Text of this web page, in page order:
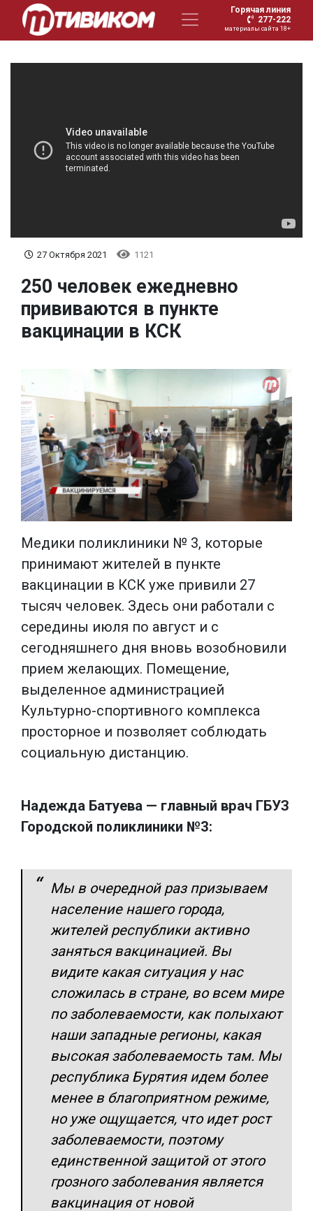
Горячая линия
277-222
материалы сайта 18+
27 Октября 2021 1121
250 человек ежедневно
прививаются в пункте
вакцинации в КСК
Медики поликлиники № 3, которые
принимают жителей в пункте
вакцинации в КСК уже привили 27
тысяч человек. Здесь они работали с
середины июля по август и с
сегодняшнего дня вновь возобновили
прием желающих. Помещение,
выделенное администрацией
Культурно-спортивного комплекса
просторное и позволяет соблюдать
социальную дистанцию.
Надежда Батуева — главный врач ГБУЗ
Городской поликлиники №3:
Мы в очередной раз призываем
население нашего города,
жителей республики активно
заняться вакцинацией. Вы
видите какая ситуация у нас
сложилась в стране, во всем мире
по заболеваемости, как полыхают
наши западные регионы, какая
высокая заболеваемость там. Мы
республика Бурятия идем более
менее в благоприятном режиме,
но уже ощущается, что идет рост
заболеваемости, поэтому
единственной защитой от этого
грозного заболевания является
вакцинация от новой